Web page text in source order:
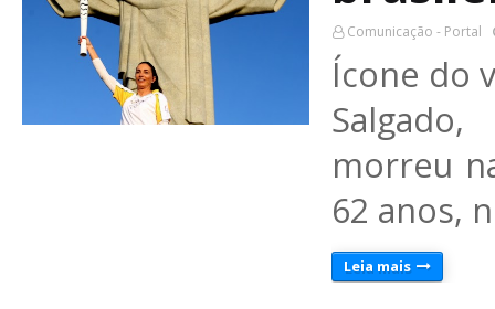
Comunicação - Portal
Ícone do
morreu
62 anos,
Leia mais